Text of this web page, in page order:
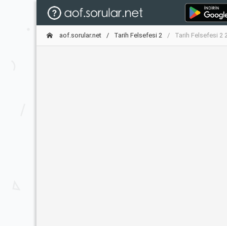
aof.sorular.net Tarih Felsefesi 2 Tarih Felsefesi 2